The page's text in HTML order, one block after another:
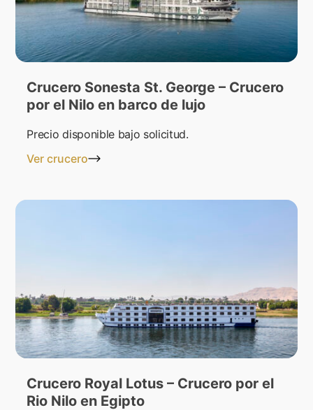
Crucero Sonesta St. George – Crucero
por el Nilo en barco de lujo
Precio disponible bajo solicitud.
Ver crucero
Crucero Royal Lotus – Crucero por el
Rio Nilo en Egipto